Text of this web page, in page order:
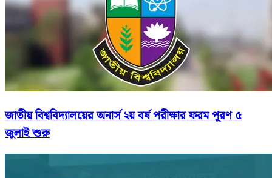
জাতীয় বিশ্ববিদ্যালয়ের অনার্স ২য় বর্ষ পরীক্ষার ফরম পূরণ ৫
জুলাই শুরু